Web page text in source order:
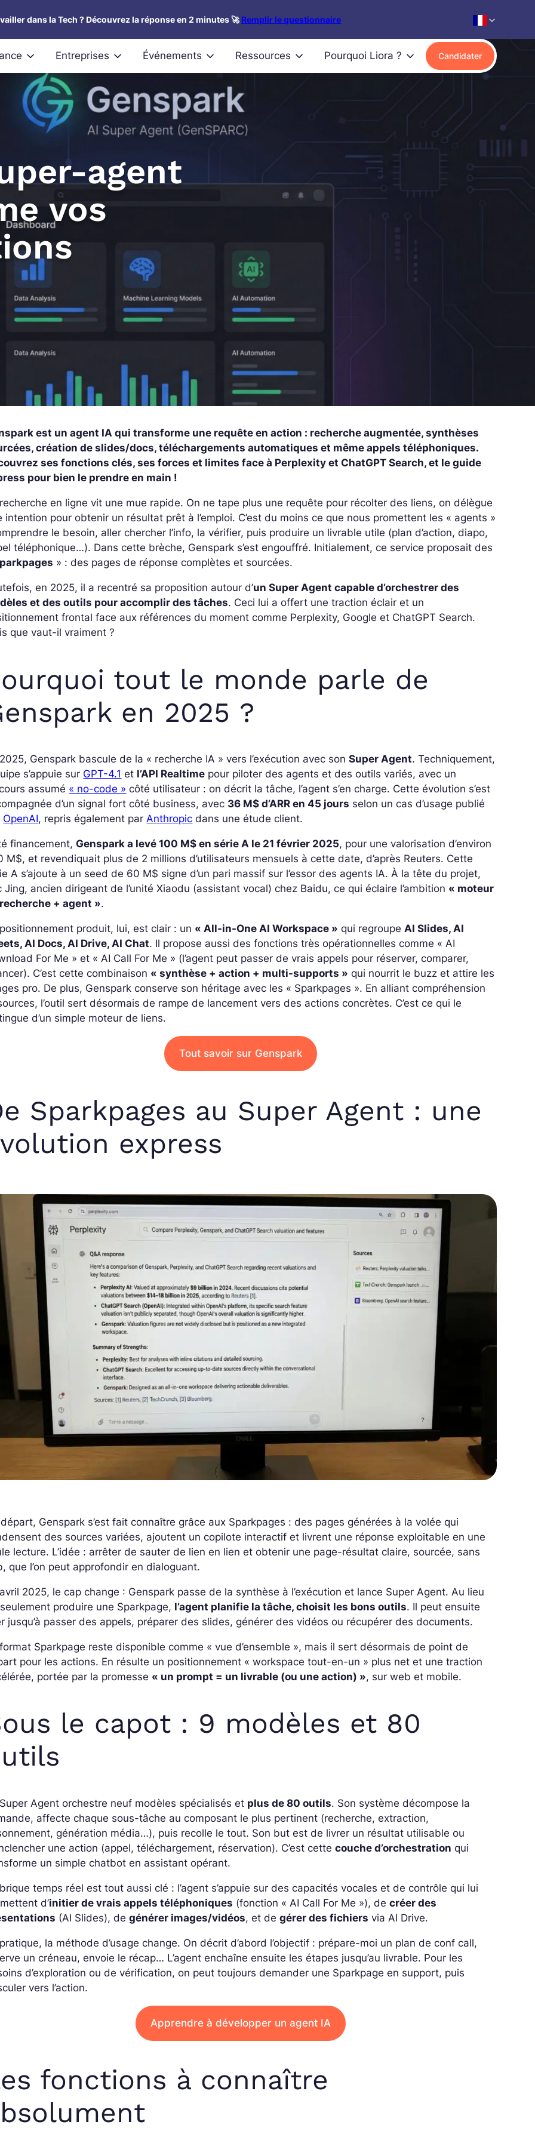
dans la Tech ? Découvrez la réponse en 2 minutes 🚀Remplir le questionnaire
Entreprises Événements Ressources Pourquoi Liora ? Candidater
agent
vos
est un agent IA qui transforme une requête en action : recherche augmentée, synthèses
création de slides/docs, téléchargements automatiques et même appels téléphoniques.
ses fonctions clés, ses forces et limites face à Perplexity et ChatGPT Search, et le guide
pour bien le prendre en main !
en ligne vit une mue rapide. On ne tape plus une requête pour récolter des liens, on délègue
intention pour obtenir un résultat prêt à l’emploi. C’est du moins ce que nous promettent les « agents »
le besoin, aller chercher l’info, la vérifier, puis produire un livrable utile (plan d’action, diapo,
téléphonique…). Dans cette brèche, Genspark s’est engouffré. Initialement, ce service proposait des
» : des pages de réponse complètes et sourcées.
en 2025, il a recentré sa proposition autour d’un Super Agent capable d’orchestrer des
et des outils pour accomplir des tâches. Ceci lui a offert une traction éclair et un
frontal face aux références du moment comme Perplexity, Google et ChatGPT Search.
que vaut-il vraiment ?
tout le monde parle de
en 2025 ?
Genspark bascule de la « recherche IA » vers l’exécution avec sonSuper Agent. Techniquement,
s’appuie sur GPT-4.1 et l’API Realtime pour piloter des agents et des outils variés, avec un
assumé « no-code » côté utilisateur : on décrit la tâche, l’agent s’en charge. Cette évolution s’est
d’un signal fort côté business, avec 36 M$ d’ARR en 45 jours selon un cas d’usage publié
OpenAI, repris également parAnthropic dans une étude client.
financement,Genspark a levé 100 M$ en série A le 21 février 2025, pour une valorisation d’environ
M$, et revendiquait plus de 2 millions d’utilisateurs mensuels à cette date, d’après Reuters. Cette
A s’ajoute à un seed de 60 M$ signe d’un pari massif sur l’essor des agents IA. À la tête du projet,
Jing, ancien dirigeant de l’unité Xiaodu (assistant vocal) chez Baidu, ce qui éclaire l’ambition « moteur
+ agent ».
produit, lui, est clair : un « All-in-One AI Workspace » qui regroupeAI Slides, AI
AI Docs, AI Drive, AI Chat. Il propose aussi des fonctions très opérationnelles comme « AI
For Me » et « AI Call For Me » (l’agent peut passer devrais appels pour réserver, comparer,
C’est cette combinaison « synthèse + action + multi-supports » qui nourrit le buzz et attire les
pro. De plus, Genspark conserve son héritage avec les « Sparkpages ». En alliant compréhension
l’outil sert désormais de rampe de lancement vers des actions concrètes. C’est ce qui le
d’un simple moteur de liens.
Tout savoir sur Genspark
Sparkpages au Super Agent : une
express
Genspark s’est fait connaître grâce aux Sparkpages : des pages générées à la volée qui
des sources variées, ajoutent un copilote interactif et livrent une réponse exploitable en une
lecture. L’idée : arrêter de sauter de lien en lien et obtenir une page-résultat claire, sourcée, sans
que l’on peut approfondir en dialoguant.
2025, le cap change : Genspark passe de la synthèse à l’exécution et lance Super Agent. Au lieu
produire une Sparkpage, l’agent planifie la tâche, choisit les bons outils. Il peut ensuite
jusqu’à passer des appels, préparer des slides, générer des vidéos ou récupérer des documents.
Sparkpage reste disponible comme « vue d’ensemble », mais il sert désormais de point de
pour les actions. En résulte un positionnement « workspace tout-en-un » plus net et une traction
portée par la promesse « un prompt = un livrable (ou une action) », sur web et mobile.
le capot : 9 modèles et 80
Agent orchestre neuf modèles spécialisés et plus de 80 outils. Son système décompose la
affecte chaque sous-tâche au composant le plus pertinent (recherche, extraction,
génération média…), puis recolle le tout. Son but est de livrer un résultat utilisable ou
une action (appel, téléchargement, réservation). C’est cettecouche d’orchestration qui
un simple chatbot en assistant opérant.
temps réel est tout aussi clé : l’agent s’appuie sur des capacités vocales et de contrôle qui lui
d’initier de vrais appels téléphoniques (fonction « AI Call For Me »), decréer des
(AI Slides), degénérer images/vidéos, et degérer des fichiers via AI Drive.
la méthode d’usage change. On décrit d’abord l’objectif : prépare-moi un plan de conf call,
un créneau, envoie le récap… L’agent enchaîne ensuite les étapes jusqu’au livrable. Pour les
d’exploration ou de vérification, on peut toujours demander une Sparkpage en support, puis
vers l’action.
Apprendre à développer un agent IA
fonctions à connaître